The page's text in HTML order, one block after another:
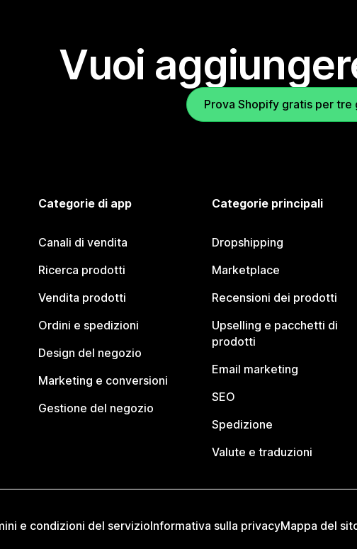
Vuoi
Prova Shopify gratis per tre
Categorie di app
Canali di vendita
Ricerca prodotti
Vendita prodotti
Ordini e spedizioni
Design del negozio
Marketing e conversioni
Gestione del negozio
Categorie principali
Dropshipping
Marketplace
Recensioni dei prodotti
Upselling e pacchetti di
prodotti
Email marketing
SEO
Spedizione
Valute e traduzioni
e condizioni del servizioInformativa sulla privacyMappa del